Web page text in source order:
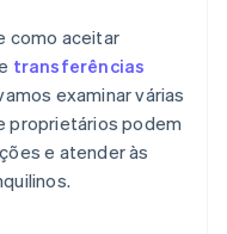
como aceitar
transferências
examinar várias
proprietários podem
e atender às